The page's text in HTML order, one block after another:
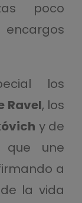
poco
los
Ravel, los
y de
que une
a
la vida